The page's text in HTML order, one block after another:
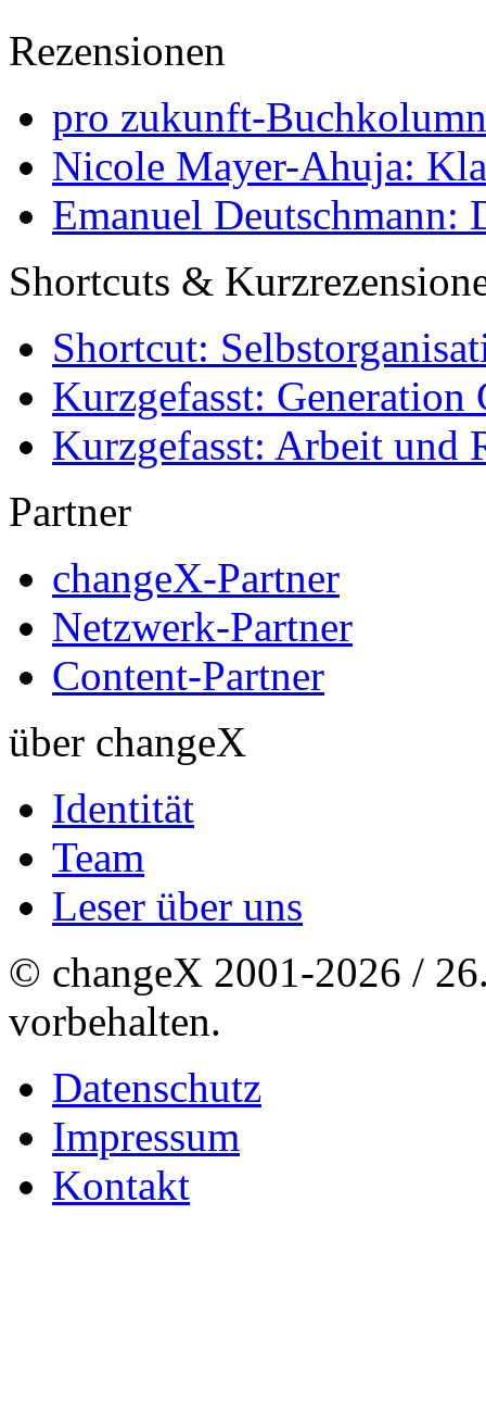
Rezensionen
pro zukunft-
Nicole Mayer-Ahuja:
Emanuel Deutschmann:
Shortcuts &
Shortcut:
Kurzgefasst: Generation
Kurzgefasst: Arbeit und
Partner
changeX-Partner
Netzwerk-Partner
Content-Partner
über changeX
Identität
Team
Leser über uns
© changeX 2001-2026 /
vorbehalten.
Datenschutz
Impressum
Kontakt